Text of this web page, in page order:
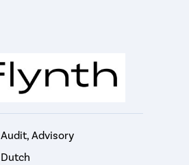
Audit, Advisory
Dutch